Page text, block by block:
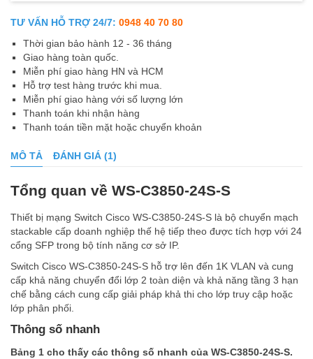
TƯ VẤN HỖ TRỢ 24/7: 0948 40 70 80
Thời gian bảo hành 12 - 36 tháng
Giao hàng toàn quốc.
Miễn phí giao hàng HN và HCM
Hỗ trợ test hàng trước khi mua.
Miễn phí giao hàng với số lượng lớn
Thanh toán khi nhận hàng
Thanh toán tiền mặt hoặc chuyển khoản
MÔ TẢ ĐÁNH GIÁ (1)
Tổng quan về WS-C3850-24S-S
Thiết bị mạng Switch Cisco WS-C3850-24S-S là bộ chuyển mạch
stackable cấp doanh nghiệp thế hệ tiếp theo được tích hợp với 24
cổng SFP trong bộ tính năng cơ sở IP.
Switch Cisco WS-C3850-24S-S hỗ trợ lên đến 1K VLAN và cung
cấp khả năng chuyển đổi lớp 2 toàn diện và khả năng tầng 3 hạn
chế bằng cách cung cấp giải pháp khả thi cho lớp truy cập hoặc
lớp phân phối.
Thông số nhanh
Bảng 1 cho thấy các thông số nhanh của WS-C3850-24S-S.